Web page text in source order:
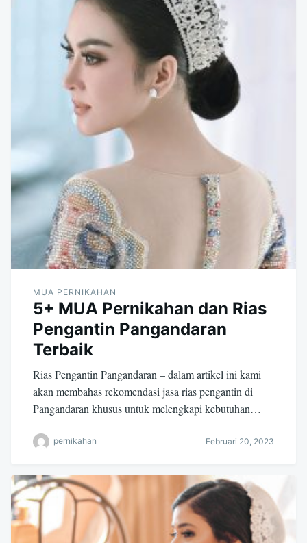
MUA PERNIKAHAN
5+ MUA Pernikahan dan Rias
Pengantin Pangandaran
Terbaik
Rias Pengantin Pangandaran – dalam artikel ini kami
akan membahas rekomendasi jasa rias pengantin di
Pangandaran khusus untuk melengkapi kebutuhan…
pernikahan Februari 20, 2023